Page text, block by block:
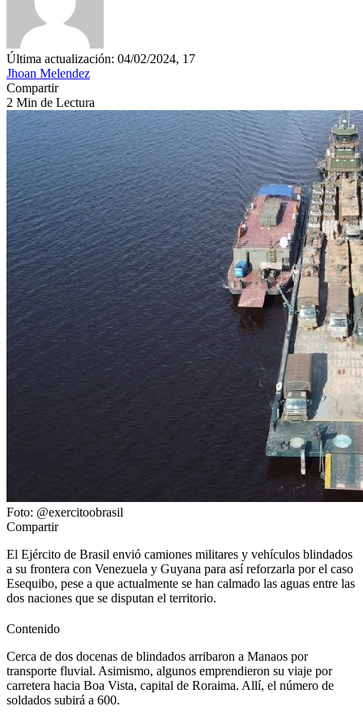
Última actualización: 04/02/2024, 17
Jhoan Melendez
Compartir
2 Min de Lectura
Foto: @exercitoobrasil
Compartir
El Ejército de Brasil envió camiones militares y vehículos blindados
a su frontera con Venezuela y Guyana para así reforzarla por el caso
Esequibo, pese a que actualmente se han calmado las aguas entre las
dos naciones que se disputan el territorio.
Contenido
Cerca de dos docenas de blindados arribaron a Manaos por
transporte fluvial. Asimismo, algunos emprendieron su viaje por
carretera hacia Boa Vista, capital de Roraima. Allí, el número de
soldados subirá a 600.